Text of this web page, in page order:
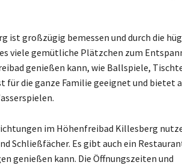
ist großzügig bemessen und durch die
viele gemütliche Plätzchen zum
genießen kann, wie Ballspiele,
für die ganze Familie geeignet und bietet
im Höhenfreibad Killesberg
Schließfächer. Es gibt auch ein
genießen kann. Die Öffnungszeiten und